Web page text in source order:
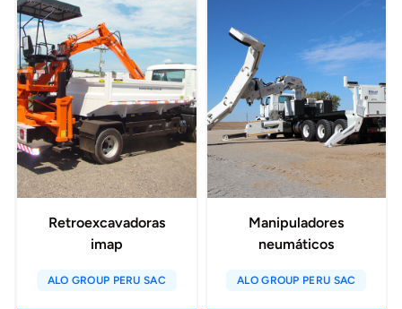
Retroexcavadoras
imap
ALO GROUP PERU SAC
Manipuladores
neumáticos
ALO GROUP PERU SAC